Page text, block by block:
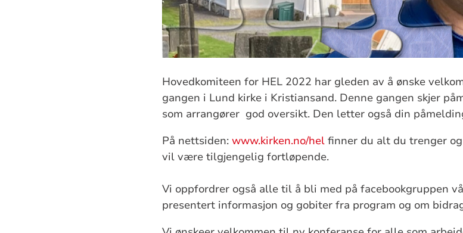
Hovedkomiteen for HEL 2022 har gleden av å ønske
gangen i Lund kirke i Kristiansand. Denne gangen skjer
som arrangører god oversikt. Den letter også din
På nettsiden: www.kirken.no/hel finner du alt du trenger
vil være tilgjengelig fortløpende.
Vi oppfordrer også alle til å bli med på facebookgruppen
presentert informasjon og gobiter fra program og om